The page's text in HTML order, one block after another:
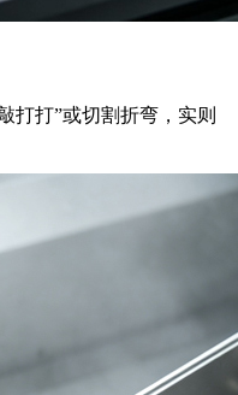
打打”或切割折弯，实则